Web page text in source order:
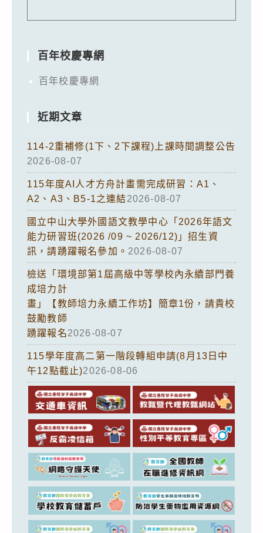
百年校慶專網
百年校慶專網
近期文章
114-2重補修(1下、2下課程)上課時間調整公告
2026-08-07
115年度AI人才方舟計畫需完成研習：A1、
A2、A3、B5-1之連結2026-08-07
國立中山大學外國語文教學中心「2026年語文
能力研習班(2026 /09 ~ 2026/12)」招生資
訊，請踴躍報名參加。 2026-08-07
檢送「環境部第1屆高級中等學校內永續部門養
成培力計
畫」【教師培力永續工作坊】簡章1份，請貴校
鼓勵教師
踴躍報名2026-08-07
115學年度高二第一階段轉組申請(8月13日中
午12點截止)2026-08-06